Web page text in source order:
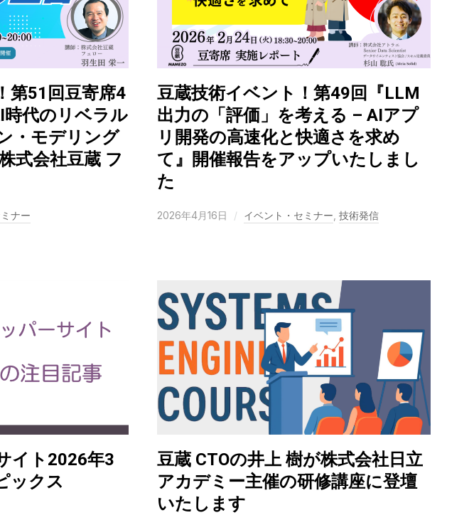
第51回豆寄席4
時代のリベラル
・モデリング
式会社豆蔵 フ
ナー
豆蔵技術イベント！第49回『LLM
出力の「評価」を考える – AIアプ
リ開発の高速化と快適さを求め
て』開催報告をアップいたしまし
た
2026年4月16日 イベント・セミナー 技術発信
イト2026年3
ックス
豆蔵 CTOの井上 樹が株式会社日立
アカデミー主催の研修講座に登壇
いたします